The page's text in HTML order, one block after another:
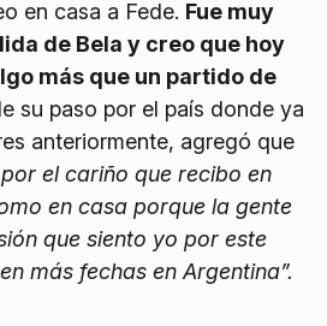
en casa a Fede. Fue muy
de Bela y creo que hoy
más que un partido de
su paso por el país donde ya
anteriormente, agregó que
el cariño que recibo en
en casa porque la gente
que siento yo por este
más fechas en Argentina”.